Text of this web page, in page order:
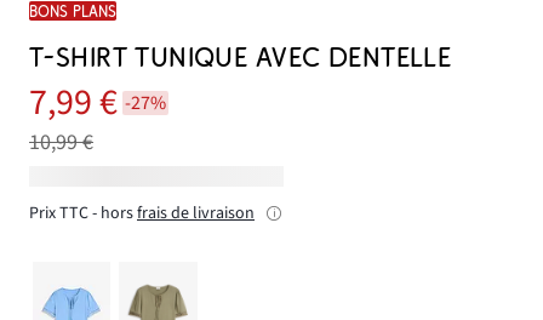
BONS PLANS
T-SHIRT TUNIQUE AVEC DENTELLE
7,99 € -27%
10,99 €
Prix TTC - horsfrais de livraison